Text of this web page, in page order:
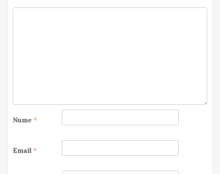
Nume *
Email *